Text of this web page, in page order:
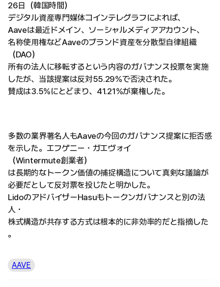
26日（韓国時間）
デジタル資産専門媒体コインテレグラフによれば、
Aaveは最近ドメイン、ソーシャルメディアアカウント、
名称使用権などAaveのブランド資産を分散型自律組織
（DAO）
所有の法人に移転するという内容のガバナンス投票を実施
したが、当該提案は反対55.29%で否決された。
賛成は3.5%にとどまり、41.21%が棄権した。
多数の業界著名人もAaveの今回のガバナンス提案に拒否感
を示した。エフゲニー・ガエヴォイ
（Wintermute創業者）
は長期的なトークン価値の捕捉構造について真剣な議論が
必要だとして反対票を投じたと明かした。
LidoのアドバイザーHasuもトークンガバナンスと別の法
人・
株式構造が共存する方式は根本的に非効率的だと指摘した
。
AAVE